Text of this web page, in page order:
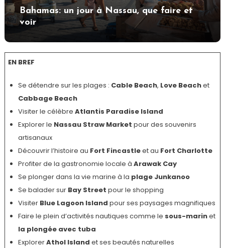
Bahamas: un jour à Nassau, que faire et
voir
EN BREF
Se détendre sur les plages : Cable Beach, Love Beachet
Cabbage Beach
Visiter le célèbreAtlantis Paradise Island
Explorer le Nassau Straw Market pour des souvenirs
artisanaux
Découvrir l’histoire au Fort Fincastleet au Fort Charlotte
Profiter de la gastronomie locale àArawak Cay
Se plonger dans la vie marine à la plage Junkanoo
Se balader sur Bay Street pour le shopping
Visiter Blue Lagoon Island pour ses paysages magnifiques
Faire le plein d’activités nautiques comme le sous-marinet
la plongée avec tuba
ExplorerAthol Island et ses beautés naturelles